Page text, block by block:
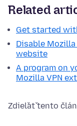
Related
Get started
Disable
website
A program on
Mozilla VPN
Zdieľať tento